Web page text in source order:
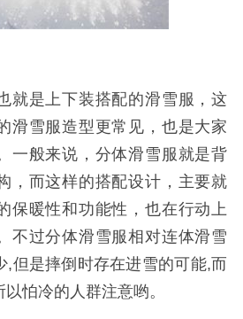
是上下装搭配的滑雪服，这
滑雪服造型更常见，也是大家
一般来说，分体滑雪服就是背
，而这样的搭配设计，主要就
保暖性和功能性，也在行动上
不过分体滑雪服相对连体滑雪
,但是摔倒时存在进雪的可能,而
怕冷的人群注意哟。